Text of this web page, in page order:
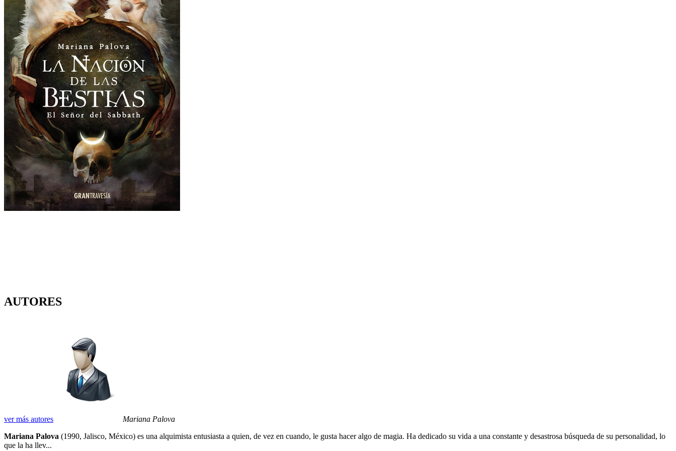
AUTORES
ver más autores
Mariana Palova
Mariana Palova (1990, Jalisco, México) es una alquimista entusiasta a quien, de vez en cuando, le gusta hacer algo de magia. Ha dedicado su vida a una constante y desastrosa búsqueda de su personalidad, lo
que la ha llev...